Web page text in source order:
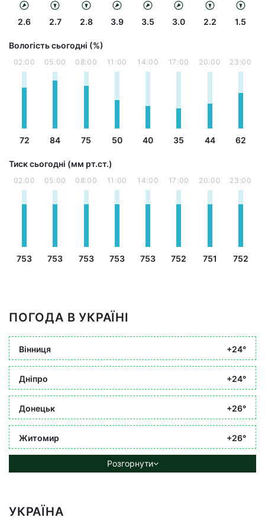
2.6 2.7 2.8 3.9 3.5 3.0 2.2 1.5
Вологість сьогодні (%)
02:00
72
05:00
84
08:00
75
11:00
50
14:00
40
17:00
35
20:00
44
23:00
62
Тиск сьогодні (мм рт.ст.)
02:00
753
05:00
753
08:00
753
11:00
753
14:00
753
17:00
752
20:00
751
23:00
752
ПОГОДА В УКРАЇНІ
Вінниця +24°
Дніпро +24°
Донецьк +26°
Житомир +26°
Розгорнути
УКРАЇНА